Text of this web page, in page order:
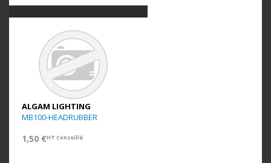
ALGAM LIGHTING
MB100-HEADRUBBER
1,50 €HT Conseillé